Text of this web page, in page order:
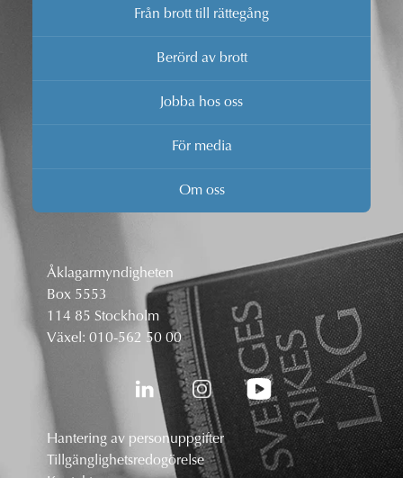
Från brott till rättegång
Berörd av brott
Jobba hos oss
För media
Om oss
Åklagarmyndigheten
Box 5553
114 85 Stockholm
Växel: 010-562 50 00
Hantering av personuppgifter
Tillgänglighetsredogörelse